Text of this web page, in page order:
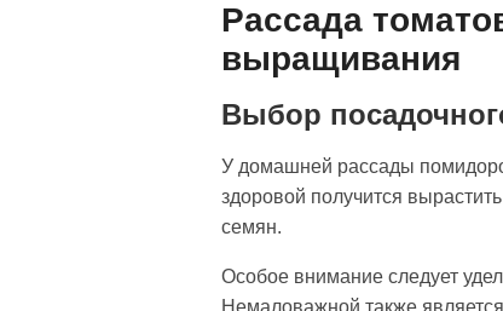
Рассада
выращивания
Выбор
У домашней рассады
здоровой получится
семян.
Особое внимание следует
Немаловажной также